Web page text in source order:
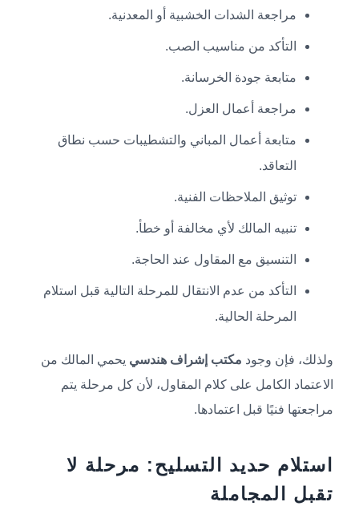
مراجعة الشدات الخشبية أو المعدنية.
التأكد من مناسيب الصب.
متابعة جودة الخرسانة.
مراجعة أعمال العزل.
متابعة أعمال المباني والتشطيبات حسب نطاق
التعاقد.
توثيق الملاحظات الفنية.
تنبيه المالك لأي مخالفة أو خطأ.
التنسيق مع المقاول عند الحاجة.
التأكد من عدم الانتقال للمرحلة التالية قبل استلام
المرحلة الحالية.
ولذلك، فإن وجود مكتب إشراف هندسي يحمي المالك من
الاعتماد الكامل على كلام المقاول، لأن كل مرحلة يتم
مراجعتها فنيًا قبل اعتمادها.
استلام حديد التسليح: مرحلة لا
تقبل المجاملة